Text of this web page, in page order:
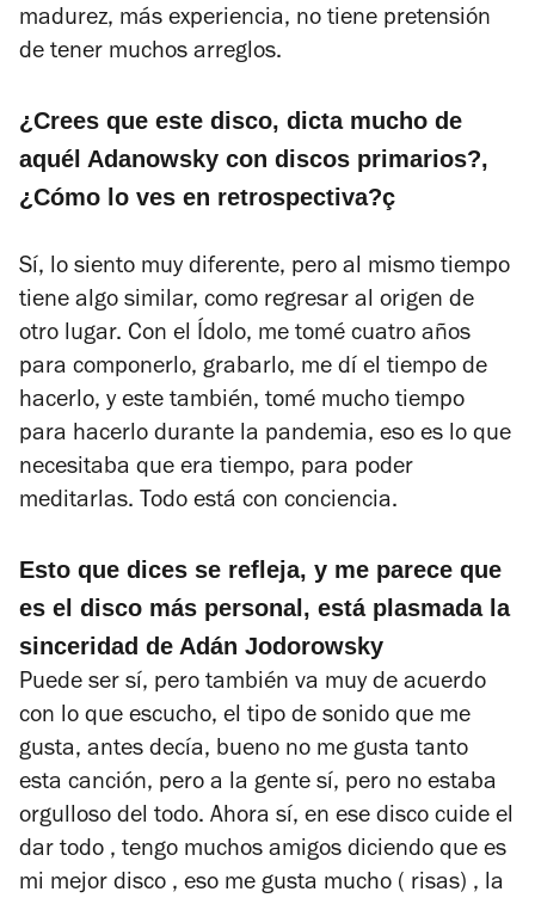
madurez, más experiencia, no tiene pretensión
de tener muchos arreglos.
¿Crees que este disco, dicta mucho de
aquél Adanowsky con discos primarios?,
¿Cómo lo ves en retrospectiva?ç
Sí, lo siento muy diferente, pero al mismo tiempo
tiene algo similar, como regresar al origen de
otro lugar. Con el Ídolo, me tomé cuatro años
para componerlo, grabarlo, me dí el tiempo de
hacerlo, y este también, tomé mucho tiempo
para hacerlo durante la pandemia, eso es lo que
necesitaba que era tiempo, para poder
meditarlas. Todo está con conciencia.
Esto que dices se refleja, y me parece que
es el disco más personal, está plasmada la
sinceridad de Adán Jodorowsky
Puede ser sí, pero también va muy de acuerdo
con lo que escucho, el tipo de sonido que me
gusta, antes decía, bueno no me gusta tanto
esta canción, pero a la gente sí, pero no estaba
orgulloso del todo. Ahora sí, en ese disco cuide el
dar todo , tengo muchos amigos diciendo que es
mi mejor disco , eso me gusta mucho ( risas) , la